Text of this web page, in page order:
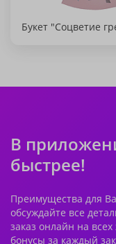
Букет "Соцветие
В
быстрее!
Преимущества для
обсуждайте все
заказ онлайн на
бонусы за каждый